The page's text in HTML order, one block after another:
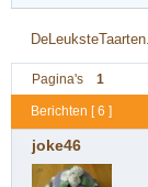
Pagina's 1
Berichten [ 6 ]
joke46